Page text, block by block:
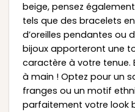
beige, pensez
tels que des bracelets
d’oreilles pendantes ou
bijoux apporteront une
caractère à votre tenue.
à main ! Optez pour un
franges ou un motif
parfaitement votre look